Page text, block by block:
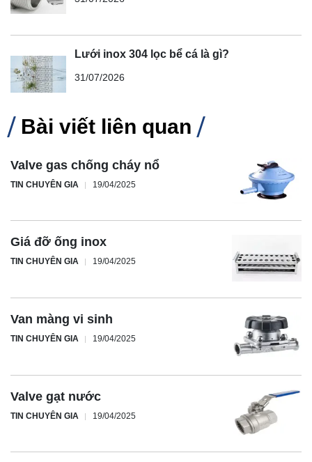
Lưới inox 304 lọc bể cá là gì?
31/07/2026
Bài viết liên quan
Valve gas chống cháy nổ
TIN CHUYÊN GIA 19/04/2025
Giá đỡ ống inox
TIN CHUYÊN GIA 19/04/2025
Van màng vi sinh
TIN CHUYÊN GIA 19/04/2025
Valve gạt nước
TIN CHUYÊN GIA 19/04/2025